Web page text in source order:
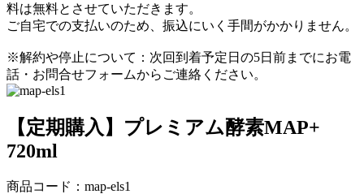
料は無料とさせていただきます。
ご自宅での支払いのため、振込にいく手間がかかりません。
※解約や停止について：次回到着予定日の5日前までにお電
話・お問合せフォームからご連絡ください。
【定期購入】プレミアム酵素MAP+
720ml
商品コード：map-els1